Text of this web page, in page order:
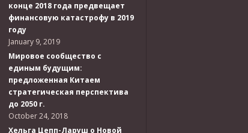
конце 2018 года предвещает
финансовую катастрофу в 2019
году
January 9, 2019
Мировое сообщество с
единым будущим:
предложенная Китаем
стратегическая перспектива
до 2050 г.
October 24, 2018
Хельга Цепп-Ларуш о Новой